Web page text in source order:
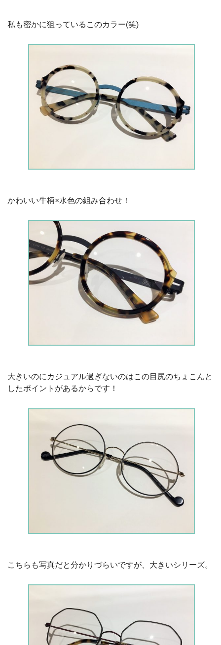
私も密かに狙っているこのカラー(笑)
かわいい牛柄×水色の組み合わせ！
大きいのにカジュアル過ぎないのはこの目尻のちょこんと
したポイントがあるからです！
こちらも写真だと分かりづらいですが、大きいシリーズ。